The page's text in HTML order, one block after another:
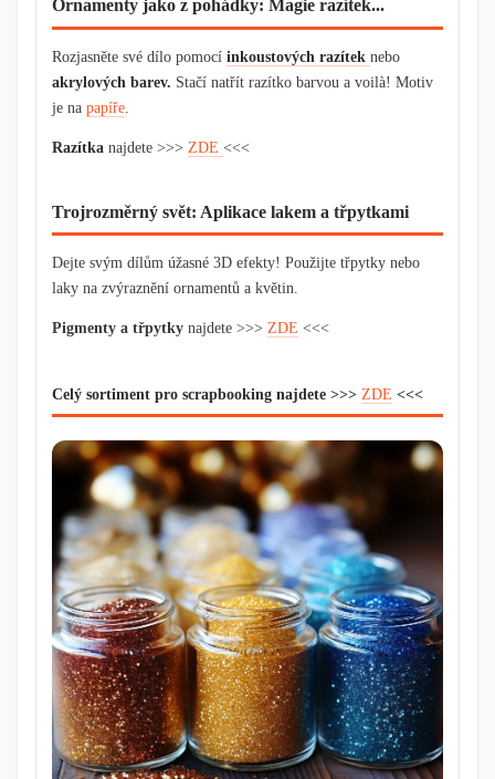
Ornamenty jako z pohádky: Magie razítek...
Rozjasněte své dílo pomocí inkoustových razítek nebo
akrylových barev. Stačí natřít razítko barvou a voilà! Motiv
je na papíře
Razítka najdete >>> ZDE <<<
Trojrozměrný svět: Aplikace lakem a třpytkami
Dejte svým dílům úžasné 3D efekty! Použijte třpytky nebo
laky na zvýraznění ornamentů a květin.
Pigmenty a třpytky najdete >>> ZDE <<<
Celý sortiment pro scrapbooking najdete >>> ZDE <<<